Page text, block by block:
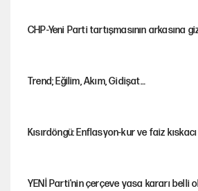
CHP-Yeni Parti tartışmasının arkasına
Trend; Eğilim, Akım, Gidişat…
Kısırdöngü: Enflasyon-kur ve faiz kıskacı
YENİ Parti'nin çerçeve yasa kararı belli